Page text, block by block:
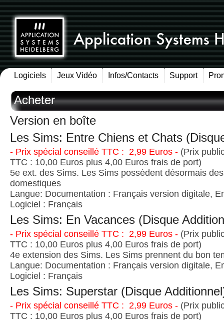
Logiciels Jeux Vidéo Infos/Contacts Support
Acheter
Version en boîte
Les Sims: Entre Chiens et Chats
- Prix spécial conseillé TTC : 2,99 Euros - (Prix
TTC : 10,00 Euros plus 4,00 Euros frais de port)
5e ext. des Sims. Les Sims possèdent désormais
domestiques
Langue: Documentation : Français version digitale,
Logiciel : Français
Les Sims: En Vacances (Disque
- Prix spécial conseillé TTC : 2,99 Euros - (Prix
TTC : 10,00 Euros plus 4,00 Euros frais de port)
4e extension des Sims. Les Sims prennent du bon
Langue: Documentation : Français version digitale,
Logiciel : Français
Les Sims: Superstar (Disque
- Prix spécial conseillé TTC : 2,99 Euros - (Prix
TTC : 10,00 Euros plus 4,00 Euros frais de port)